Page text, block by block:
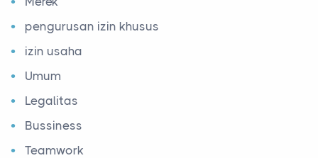
pengurusan izin khusus
izin usaha
Umum
Legalitas
Bussiness
Teamwork